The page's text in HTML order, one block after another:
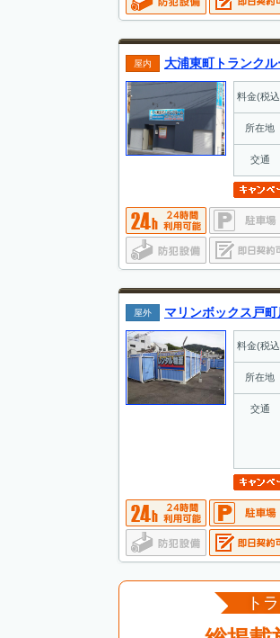
屋内 大浦東町トランクル
料金(税
所在地
交通
屋外 マリンボックス戸町
料金(税
所在地
交通
ト